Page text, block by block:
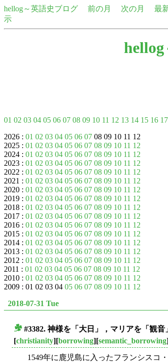
hellog～英語史ブログ 前の月 次の月 最
示
01 02 03 04 05 06 07 08 09 10 11 12 13 14 15 16 17
2026 : 01 02 03 04 05 06 07 08 09 10 11 12
2025 : 01 02 03 04 05 06 07 08 09 10 11 12
2024 : 01 02 03 04 05 06 07 08 09 10 11 12
2023 : 01 02 03 04 05 06 07 08 09 10 11 12
2022 : 01 02 03 04 05 06 07 08 09 10 11 12
2021 : 01 02 03 04 05 06 07 08 09 10 11 12
2020 : 01 02 03 04 05 06 07 08 09 10 11 12
2019 : 01 02 03 04 05 06 07 08 09 10 11 12
2018 : 01 02 03 04 05 06 07 08 09 10 11 12
2017 : 01 02 03 04 05 06 07 08 09 10 11 12
2016 : 01 02 03 04 05 06 07 08 09 10 11 12
2015 : 01 02 03 04 05 06 07 08 09 10 11 12
2014 : 01 02 03 04 05 06 07 08 09 10 11 12
2013 : 01 02 03 04 05 06 07 08 09 10 11 12
2012 : 01 02 03 04 05 06 07 08 09 10 11 12
2011 : 01 02 03 04 05 06 07 08 09 10 11 12
2010 : 01 02 03 04 05 06 07 08 09 10 11 12
2009 : 01 02 03 04 05 06 07 08 09 10 11 12
2018-07-31 Tue
#3382. 神様を「大日」，マリアを「観
[christianity][borrowing][semantic_borrowing
1549年に鹿児島に入ったフランシスコ